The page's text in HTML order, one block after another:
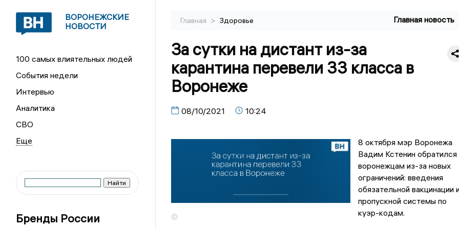
ВОРОНЕЖСКИЕ
НОВОСТИ
100 самых влиятельных людей
События недели
Интервью
Аналитика
СВО
Бренды России
Главная > Здоровье Главная новость
За сутки на дистант из-за
карантина перевели 33 класса в
Воронеже
08/10/2021 10:24
©
8 октября мэр Воронежа
Вадим Кстенин обратился
воронежцам из-за новых
ограничений: введения
обязательной вакцинации
пропускной системы по
куэр-кодам.